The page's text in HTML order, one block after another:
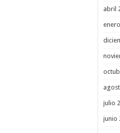
abril
julio
junio